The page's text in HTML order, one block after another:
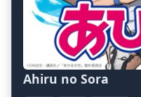
Ahiru no Sora